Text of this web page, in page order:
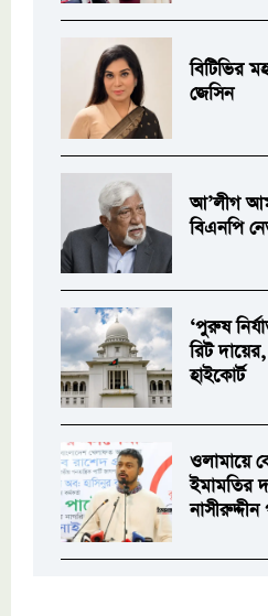
বিটিভির
জেসিন
আ’লীগ
বিএনপি
‘পুরুষ
রিট
হাইকোর্ট
ওলামায়ে
ইমামতির